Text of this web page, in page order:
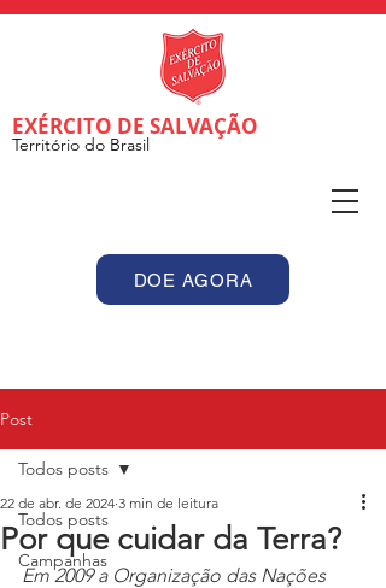
EXÉRCITO DE SALVAÇÃO
Território do Brasil
DOE AGORA
Post
Todos posts
Campanhas
Todos posts
Por que cuidar da Terra?
22 de abr. de 2024 3 min de leitura
Em 2009 a Organização das Nações